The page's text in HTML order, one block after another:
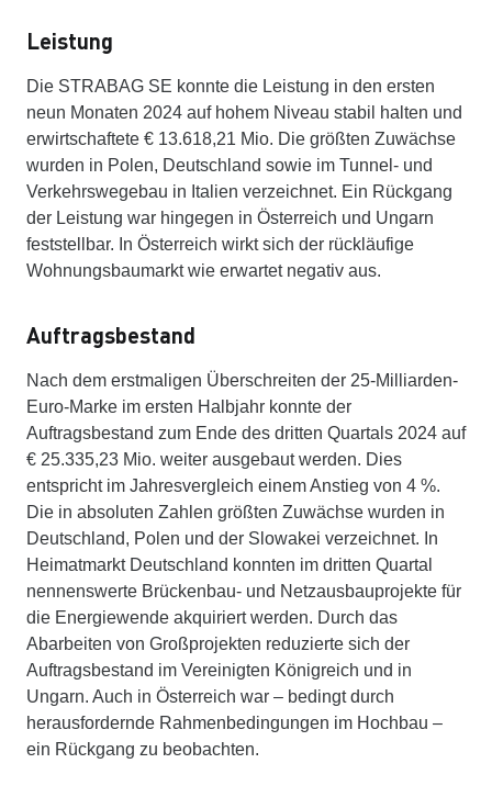
Leistung
Die STRABAG SE konnte die Leistung in den ersten
neun Monaten 2024 auf hohem Niveau stabil halten und
erwirtschaftete € 13.618,21 Mio. Die größten Zuwächse
wurden in Polen, Deutschland sowie im Tunnel- und
Verkehrswegebau in Italien verzeichnet. Ein Rückgang
der Leistung war hingegen in Österreich und Ungarn
feststellbar. In Österreich wirkt sich der rückläufige
Wohnungsbaumarkt wie erwartet negativ aus.
Auftragsbestand
Nach dem erstmaligen Überschreiten der 25-Milliarden-
Euro-Marke im ersten Halbjahr konnte der
Auftragsbestand zum Ende des dritten Quartals 2024 auf
€ 25.335,23 Mio. weiter ausgebaut werden. Dies
entspricht im Jahresvergleich einem Anstieg von 4 %.
Die in absoluten Zahlen größten Zuwächse wurden in
Deutschland, Polen und der Slowakei verzeichnet. In
Heimatmarkt Deutschland konnten im dritten Quartal
nennenswerte Brückenbau- und Netzausbauprojekte für
die Energiewende akquiriert werden. Durch das
Abarbeiten von Großprojekten reduzierte sich der
Auftragsbestand im Vereinigten Königreich und in
Ungarn. Auch in Österreich war – bedingt durch
herausfordernde Rahmenbedingungen im Hochbau –
ein Rückgang zu beobachten.